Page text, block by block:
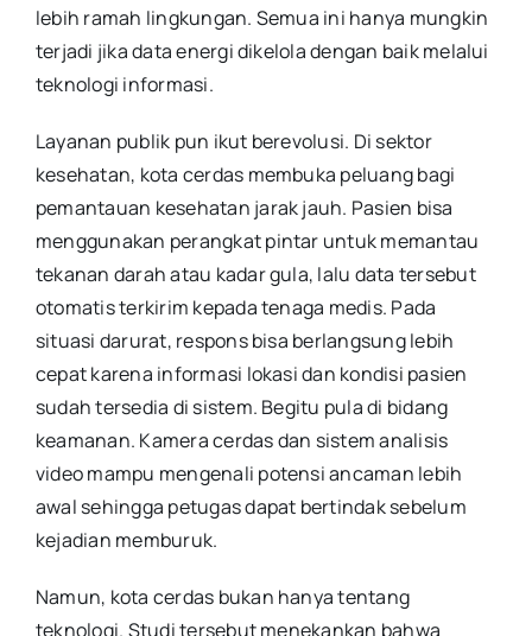
lebih ramah lingkungan. Semua ini hanya mungkin
terjadi jika data energi dikelola dengan baik melalui
teknologi informasi.
Layanan publik pun ikut berevolusi. Di sektor
kesehatan, kota cerdas membuka peluang bagi
pemantauan kesehatan jarak jauh. Pasien bisa
menggunakan perangkat pintar untuk memantau
tekanan darah atau kadar gula, lalu data tersebut
otomatis terkirim kepada tenaga medis. Pada
situasi darurat, respons bisa berlangsung lebih
cepat karena informasi lokasi dan kondisi pasien
sudah tersedia di sistem. Begitu pula di bidang
keamanan. Kamera cerdas dan sistem analisis
video mampu mengenali potensi ancaman lebih
awal sehingga petugas dapat bertindak sebelum
kejadian memburuk.
Namun, kota cerdas bukan hanya tentang
teknologi. Studi tersebut menekankan bahwa